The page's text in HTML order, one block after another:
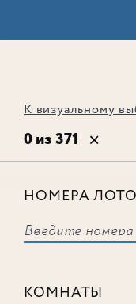
К визуальному
0 из 371
НОМЕРА
КОМНАТЫ